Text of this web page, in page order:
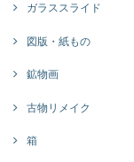
ガラススライド
図版・紙もの
鉱物画
古物リメイク
箱